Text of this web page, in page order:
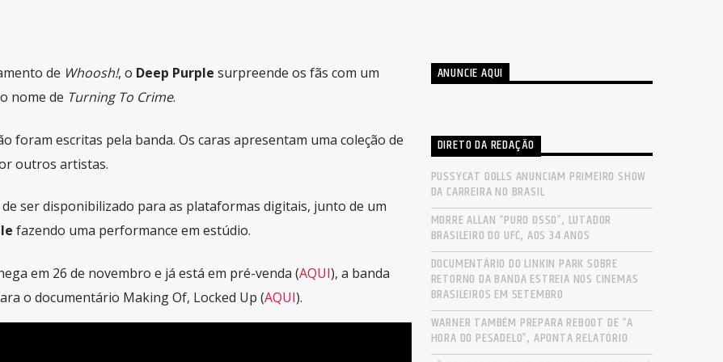
de Whoosh!, o Deep Purple surpreende os fãs com um
nome de Turning To Crime.
foram escritas pela banda. Os caras apresentam uma coleção de
outros artistas.
ser disponibilizado para as plataformas digitais, junto de um
fazendo uma performance em estúdio.
em 26 de novembro e já está em pré-venda (AQUI), a banda
o documentário Making Of, Locked Up (AQUI).
ANUNCIE AQUI
DIRETO DA REDAÇÃO
PUSSYCAT DOLLS ANUNCIAM PRIMEIRO SHOW
DA CARREIRA NO BRASIL
MORRE ALLAN “PURO OSSO”, LUTADOR
BRASILEIRO DO UFC, AOS 34 ANOS
DOCUMENTÁRIO DO LINKIN PARK SOBRE
RETORNO DA BANDA ESTREIA NOS CINEMAS
BRASILEIROS EM SETEMBRO
WARNER TAMBÉM PREPARA REBOOT DE “A
HORA DO PESADELO”, APONTA RELATÓRIO